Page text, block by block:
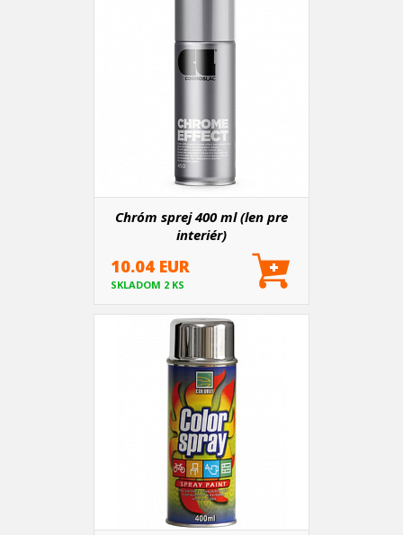
Chróm sprej 400 ml (len pre
interiér)
10.04 EUR
SKLADOM 2 KS